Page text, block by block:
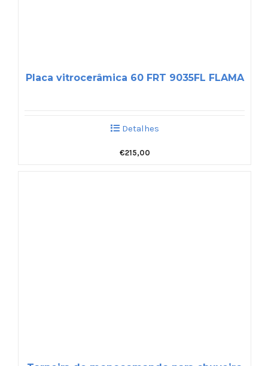
Placa vitrocerâmica 60 FRT 9035FL FLAMA
Detalhes
€215,00